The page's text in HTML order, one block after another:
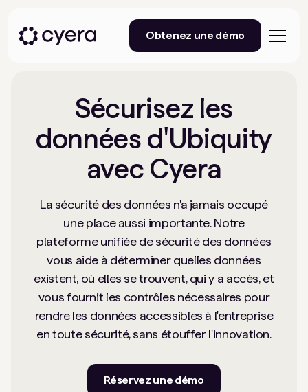
Obtenez une démo
Sécurisez les
données d'Ubiquity
avec Cyera
La sécurité des données n'a jamais occupé
une place aussi importante. Notre
plateforme unifiée de sécurité des données
vous aide à déterminer quelles données
existent, où elles se trouvent, qui y a accès, et
vous fournit les contrôles nécessaires pour
rendre les données accessibles à l'entreprise
en toute sécurité, sans étouffer l'innovation.
Réservez une démo